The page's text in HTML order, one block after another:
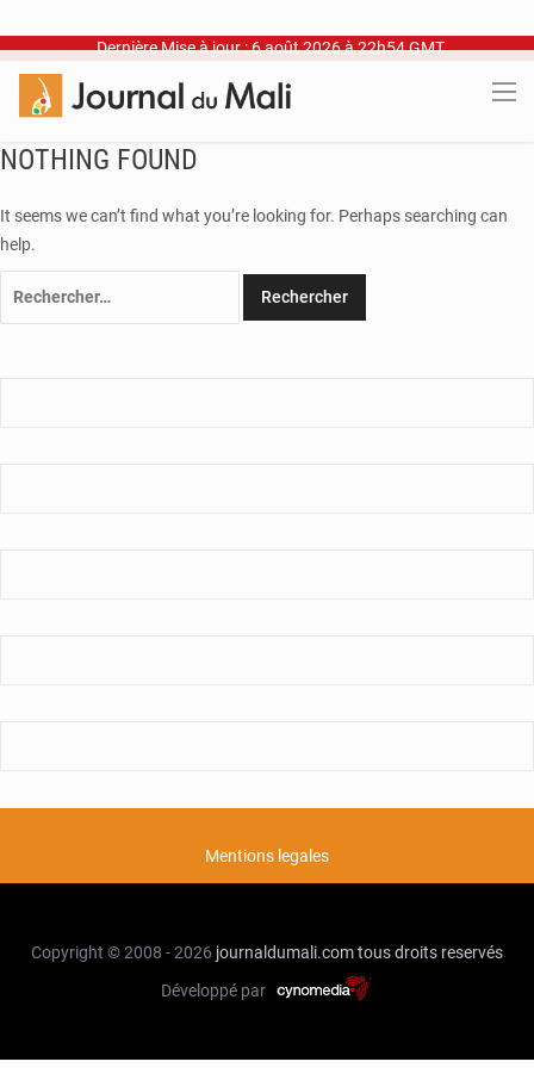
Dernière Mise à jour : 6 août 2026 à 22h54 GMT
NOTHING FOUND
It seems we can’t find what you’re looking for. Perhaps searching can
help.
Mentions legales
Copyright © 2008 - 2026 journaldumali.comtous droits reservés
Développé par